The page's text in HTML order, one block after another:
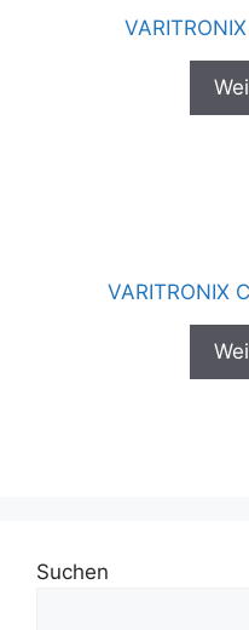
VARITRONIX
Suchen